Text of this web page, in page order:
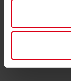
budou
rovné